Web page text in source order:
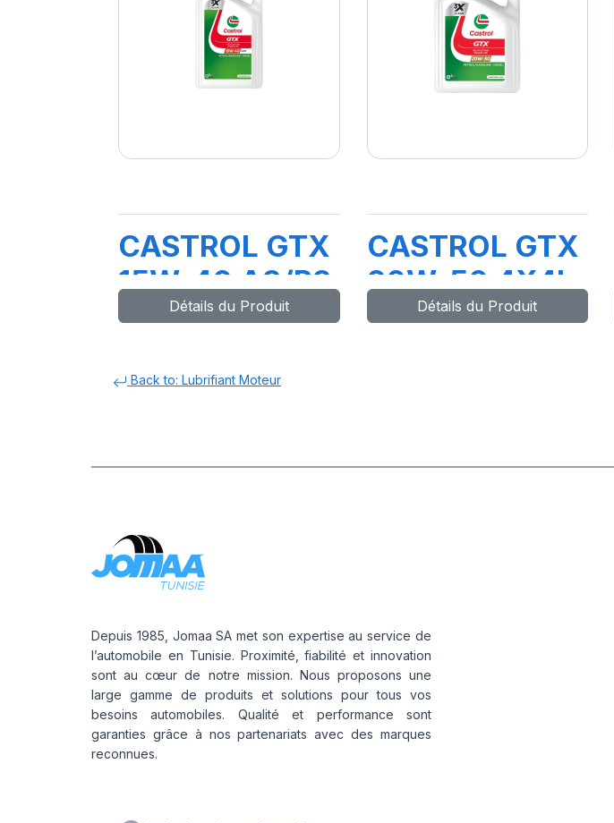
CASTROL GTX
15W-40 A3/B3
5L
Détails du Produit
CASTROL GTX
20W-50 4X4L
FW01(TR)
Détails du Produit
Back to: Lubrifiant Moteur
Depuis 1985, Jomaa SA met son expertise au service de
l’automobile en Tunisie. Proximité, fiabilité et innovation
sont au cœur de notre mission. Nous proposons une
large gamme de produits et solutions pour tous vos
besoins automobiles. Qualité et performance sont
garanties grâce à nos partenariats avec des marques
reconnues.